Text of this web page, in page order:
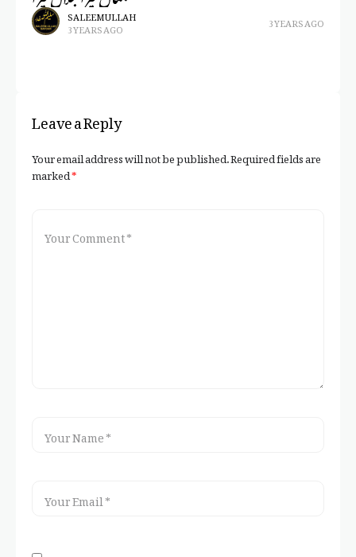
SALEEM ULLAH
3 YEARS AGO 3 YEARS AGO
Leave a Reply
Your email address will not be published.Required fields are
marked*